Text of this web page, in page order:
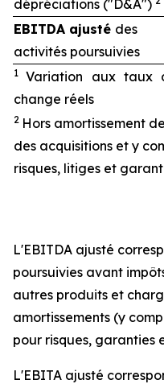
dépréciations ("D&A")
EBITDA ajusté des
activités poursuivies
1Variation aux taux
change réels
2 Hors amortissement
des acquisitions et y
risques, litiges et
L'EBITDA ajusté
poursuivies avant
autres produits et
amortissements (y
pour risques, garanties
L'EBITA ajusté